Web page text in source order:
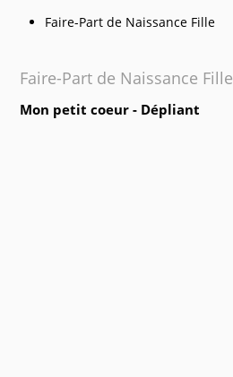
Faire-Part de Naissance Fille
Faire-Part de Naissance Fille
Mon petit coeur - Dépliant